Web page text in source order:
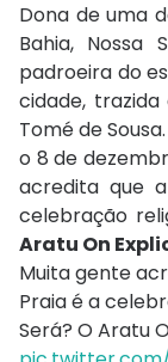
Dona de uma
Bahia, Nossa
padroeira do
cidade,
Tomé de
o 8 de
acredita que
celebração
Aratu On
Muita gente
Praia é a
Será? O Aratu